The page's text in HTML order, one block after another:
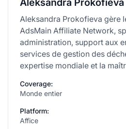
Aleksandra Prokofieva gère
AdsMain Affiliate Network,
administration, support aux
services de gestion des
expertise mondiale et la
Coverage:
Monde entier
Platform:
Affice